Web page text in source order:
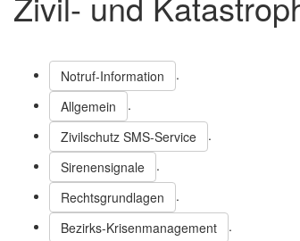
Notruf-Information
.
Allgemein
.
Zivilschutz SMS-Service
.
Sirenensignale
.
Rechtsgrundlagen
.
Bezirks-Krisenmanagement
.